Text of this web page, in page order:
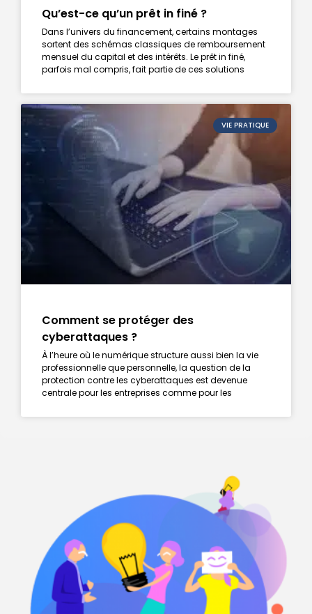
Qu’est-ce qu’un prêt in finé ?
Dans l’univers du financement, certains montages
sortent des schémas classiques de remboursement
mensuel du capital et des intérêts. Le prêt in finé,
parfois mal compris, fait partie de ces solutions
VIE PRATIQUE
Comment se protéger des
cyberattaques ?
À l’heure où le numérique structure aussi bien la vie
professionnelle que personnelle, la question de la
protection contre les cyberattaques est devenue
centrale pour les entreprises comme pour les